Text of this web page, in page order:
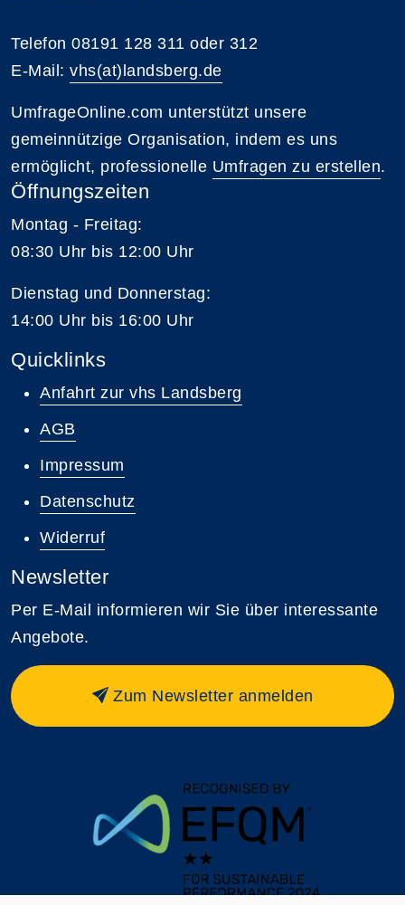
Telefon 08191 128 311 oder 312
E-Mail: vhs(at)landsberg.de
UmfrageOnline.com unterstützt unsere
gemeinnützige Organisation, indem es uns
ermöglicht, professionelle Umfragen zu erstellen.
Öffnungszeiten
Montag - Freitag:
08:30 Uhr bis 12:00 Uhr
Dienstag und Donnerstag:
14:00 Uhr bis 16:00 Uhr
Quicklinks
Anfahrt zur vhs Landsberg
AGB
Impressum
Datenschutz
Widerruf
Newsletter
Per E-Mail informieren wir Sie über interessante
Angebote.
Zum Newsletter anmelden